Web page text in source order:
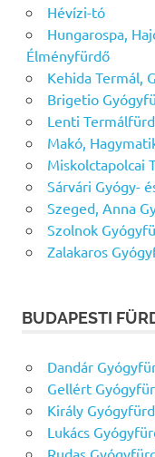
Hévízi-tó
Hungarospa,
Élményfürdő
Kehida Termál,
Brigetio
Lenti
Makó,
Miskolctapolcai
Sárvári Gyógy-
Szeged, Anna
Szolnok
Zalakaros
BUDAPESTI
Dandár
Gellért
Király
Lukács
Rudas